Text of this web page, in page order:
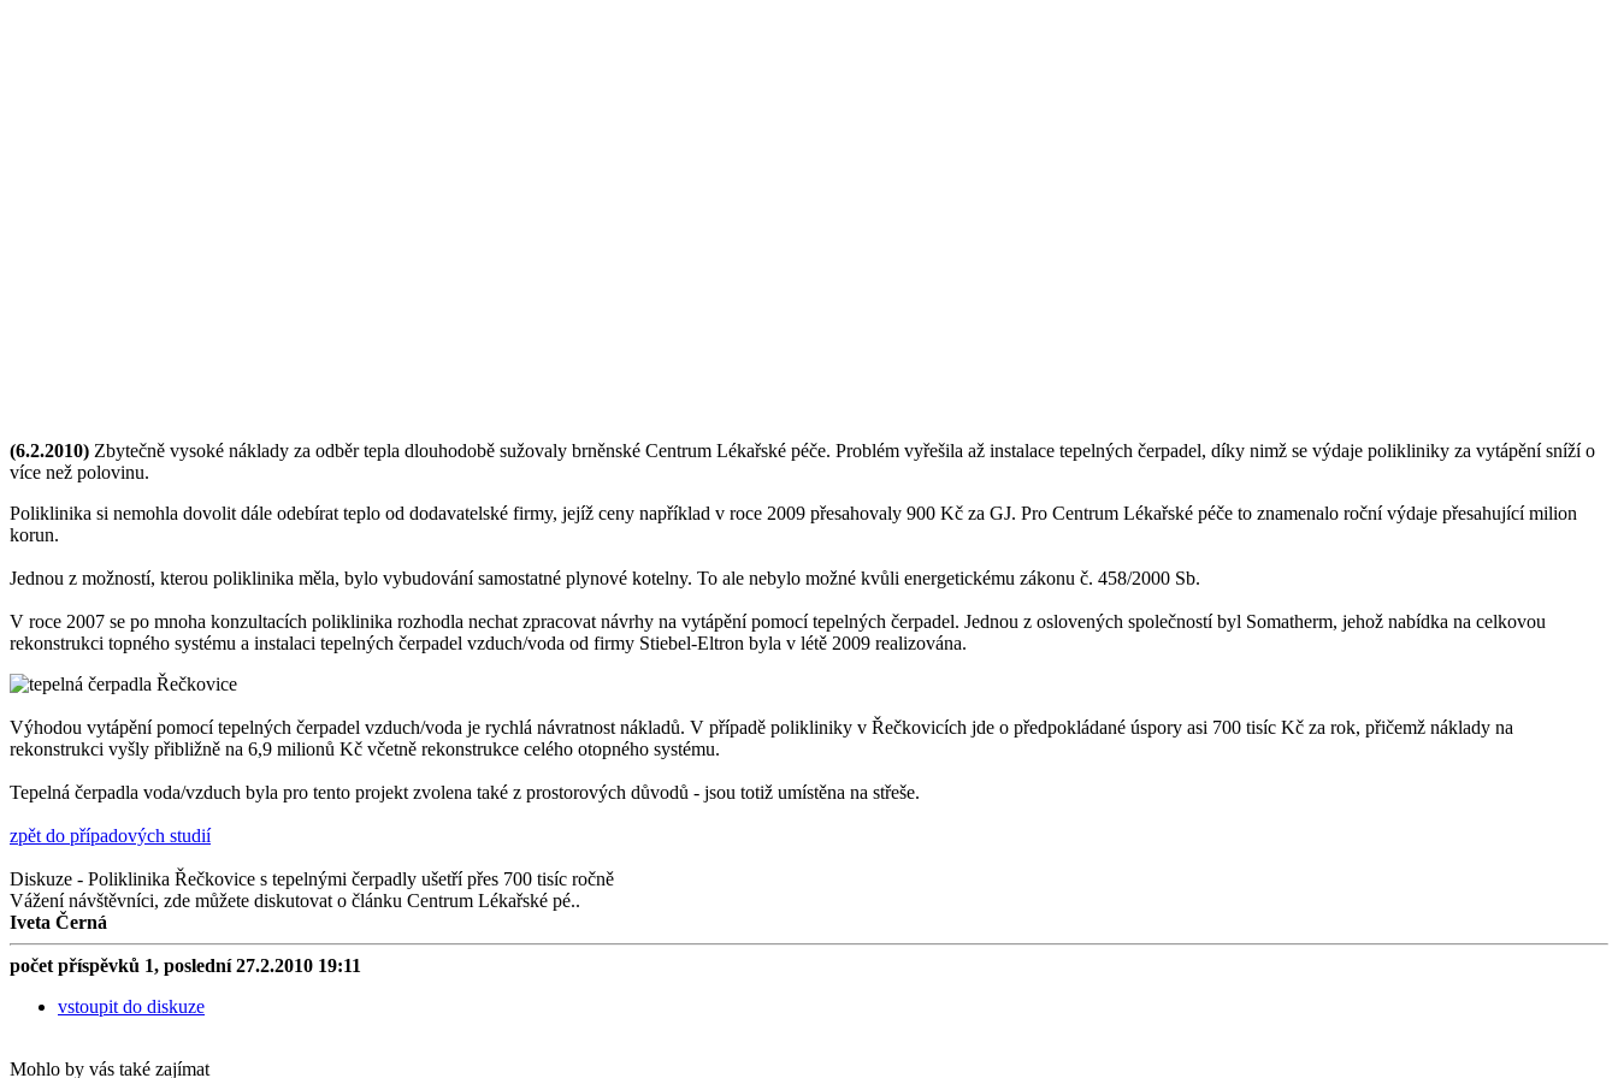
(6.2.2010) Zbytečně vysoké náklady za odběr tepla dlouhodobě sužovaly brněnské Centrum Lékařské péče. Problém vyřešila až instalace tepelných čerpadel, díky nimž se výdaje polikliniky za vytápění sníží o
více než polovinu.
Poliklinika si nemohla dovolit dále odebírat teplo od dodavatelské firmy, jejíž ceny například v roce 2009 přesahovaly 900 Kč za GJ. Pro Centrum Lékařské péče to znamenalo roční výdaje přesahující milion
korun.
Jednou z možností, kterou poliklinika měla, bylo vybudování samostatné plynové kotelny. To ale nebylo možné kvůli energetickému zákonu č. 458/2000 Sb.
V roce 2007 se po mnoha konzultacích poliklinika rozhodla nechat zpracovat návrhy na vytápění pomocí tepelných čerpadel. Jednou z oslovených společností byl Somatherm, jehož nabídka na celkovou
rekonstrukci topného systému a instalaci tepelných čerpadel vzduch/voda od firmy Stiebel-Eltron byla v létě 2009 realizována.
Výhodou vytápění pomocí tepelných čerpadel vzduch/voda je rychlá návratnost nákladů. V případě polikliniky v Řečkovicích jde o předpokládané úspory asi 700 tisíc Kč za rok, přičemž náklady na
rekonstrukci vyšly přibližně na 6,9 milionů Kč včetně rekonstrukce celého otopného systému.
Tepelná čerpadla voda/vzduch byla pro tento projekt zvolena také z prostorových důvodů - jsou totiž umístěna na střeše.
zpět do případových studií
Diskuze - Poliklinika Řečkovice s tepelnými čerpadly ušetří přes 700 tisíc ročně
Vážení návštěvníci, zde můžete diskutovat o článku Centrum Lékařské pé..
Iveta Černá
počet příspěvků 1, poslední 27.2.2010 19:11
vstoupit do diskuze
Mohlo by vás také zajímat